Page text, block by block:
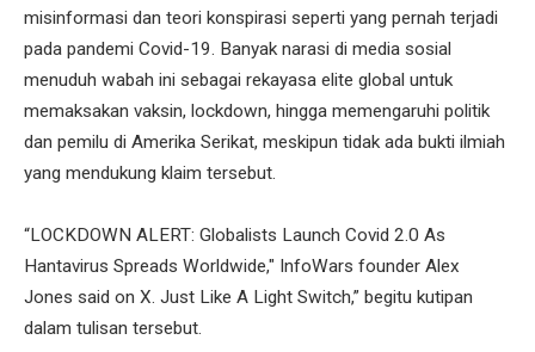
misinformasi dan teori konspirasi seperti yang pernah terjadi
pada pandemi Covid-19. Banyak narasi di media sosial
menuduh wabah ini sebagai rekayasa elite global untuk
memaksakan vaksin, lockdown, hingga memengaruhi politik
dan pemilu di Amerika Serikat, meskipun tidak ada bukti ilmiah
yang mendukung klaim tersebut.
“LOCKDOWN ALERT: Globalists Launch Covid 2.0 As
Hantavirus Spreads Worldwide," InfoWars founder Alex
Jones said on X. Just Like A Light Switch,” begitu kutipan
dalam tulisan tersebut.